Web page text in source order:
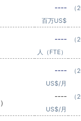
----
百万US$
----
人（FTE）
----
US$/月
----
US$/月